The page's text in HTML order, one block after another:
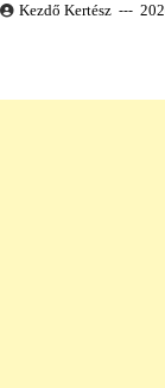
Kezdő Kertész